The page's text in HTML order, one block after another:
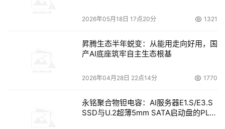
2026年05月18日 17点20分 1321
昇腾生态半年蜕变：从能用走向好用，国
产AI底座筑牢自主生态根基
2026年04月28日 22点14分 1770
永铭聚合物钽电容：AI服务器E1.S/E3.S
SSD与U.2超薄5mm SATA启动盘的PLP